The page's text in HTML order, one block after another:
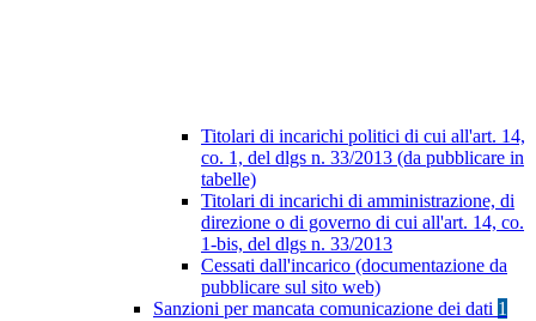
Titolari di incarichi politici di cui all'art. 14,
co. 1, del dlgs n. 33/2013 (da pubblicare in
tabelle)
Titolari di incarichi di amministrazione, di
direzione o di governo di cui all'art. 14, co.
1-bis, del dlgs n. 33/2013
Cessati dall'incarico (documentazione da
pubblicare sul sito web)
Sanzioni per mancata comunicazione dei dati 1